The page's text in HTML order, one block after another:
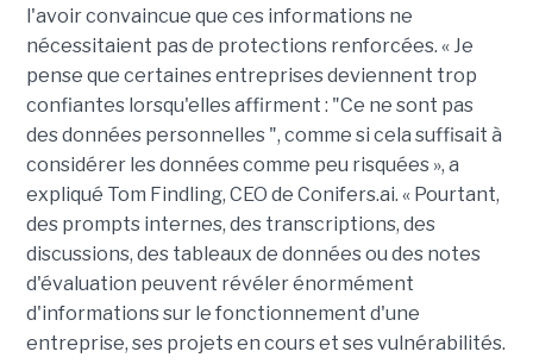
l'avoir convaincue que ces informations ne
nécessitaient pas de protections renforcées. « Je
pense que certaines entreprises deviennent trop
confiantes lorsqu'elles affirment : "Ce ne sont pas
des données personnelles ", comme si cela suffisait à
considérer les données comme peu risquées », a
expliqué Tom Findling, CEO de Conifers.ai. « Pourtant,
des prompts internes, des transcriptions, des
discussions, des tableaux de données ou des notes
d'évaluation peuvent révéler énormément
d'informations sur le fonctionnement d'une
entreprise, ses projets en cours et ses vulnérabilités.